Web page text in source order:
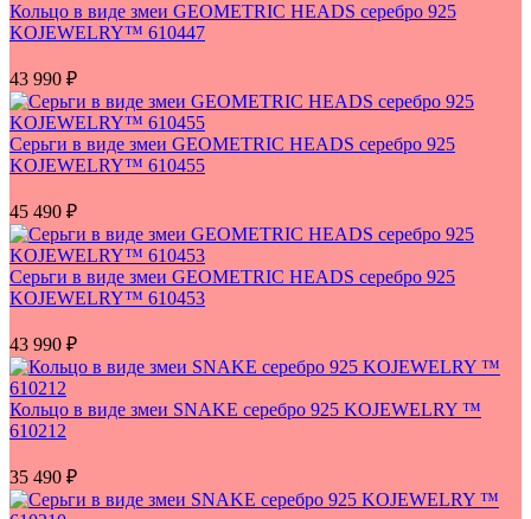
Кольцо в виде змеи GEOMETRIC HEADS серебро 925
KOJEWELRY™ 610447
43 990 ₽
Серьги в виде змеи GEOMETRIC HEADS серебро 925
KOJEWELRY™ 610455
45 490 ₽
Серьги в виде змеи GEOMETRIC HEADS серебро 925
KOJEWELRY™ 610453
43 990 ₽
Кольцо в виде змеи SNAKE серебро 925 KOJEWELRY ™
610212
35 490 ₽